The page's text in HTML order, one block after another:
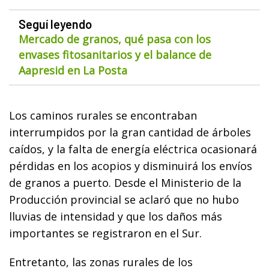
Seguí leyendo
Mercado de granos, qué pasa con los
envases fitosanitarios y el balance de
Aapresid en La Posta
Los caminos rurales se encontraban
interrumpidos por la gran cantidad de árboles
caídos, y la falta de energía eléctrica ocasionará
pérdidas en los acopios y disminuirá los envíos
de granos a puerto. Desde el Ministerio de la
Producción provincial se aclaró que no hubo
lluvias de intensidad y que los daños más
importantes se registraron en el Sur.
Entretanto, las zonas rurales de los